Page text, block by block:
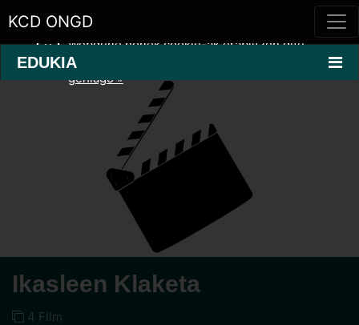
KCD ONGD
EDUKIA
Ikasleen Klaketa
4 Film
Webgune honek cookie-ak erabiltzen ditu
erabilera eskaintza hobetzeko.
gehiago »